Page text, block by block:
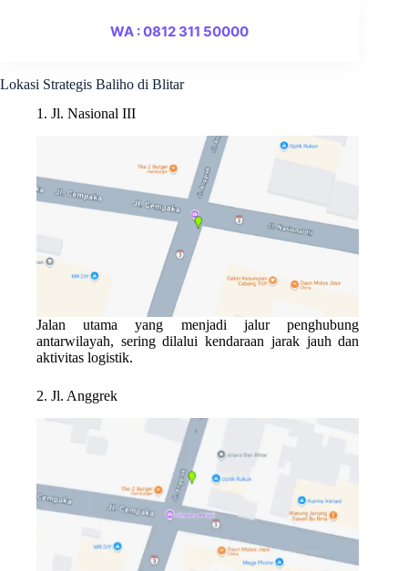
WA : 0812 311 50000
Lokasi Strategis Baliho di Blitar
1. Jl. Nasional III
Jalan utama yang menjadi jalur penghubung
antarwilayah, sering dilalui kendaraan jarak jauh dan
aktivitas logistik.
2. Jl. Anggrek